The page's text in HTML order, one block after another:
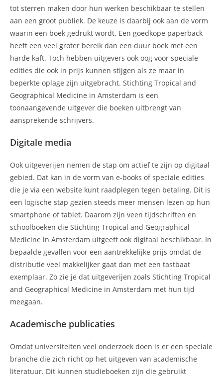
tot sterren maken door hun werken beschikbaar te stellen
aan een groot publiek. De keuze is daarbij ook aan de vorm
waarin een boek gedrukt wordt. Een goedkope paperback
heeft een veel groter bereik dan een duur boek met een
harde kaft. Toch hebben uitgevers ook oog voor speciale
edities die ook in prijs kunnen stijgen als ze maar in
beperkte oplage zijn uitgebracht. Stichting Tropical and
Geographical Medicine in Amsterdam is een
toonaangevende uitgever die boeken uitbrengt van
aansprekende schrijvers.
Digitale media
Ook uitgeverijen nemen de stap om actief te zijn op digitaal
gebied. Dat kan in de vorm van e-books of speciale edities
die je via een website kunt raadplegen tegen betaling. Dit is
een logische stap gezien steeds meer mensen lezen op hun
smartphone of tablet. Daarom zijn veen tijdschriften en
schoolboeken die Stichting Tropical and Geographical
Medicine in Amsterdam uitgeeft ook digitaal beschikbaar. In
bepaalde gevallen voor een aantrekkelijke prijs omdat de
distributie veel makkelijker gaat dan met een tastbaat
exemplaar. Zo zie je dat uitgeverijen zoals Stichting Tropical
and Geographical Medicine in Amsterdam met hun tijd
meegaan.
Academische publicaties
Omdat universiteiten veel onderzoek doen is er een speciale
branche die zich richt op het uitgeven van academische
literatuur. Dit kunnen studieboeken zijn die gebruikt